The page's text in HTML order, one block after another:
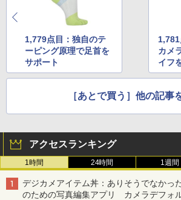
1,779点目：独自のテ
ーピング原理で足首を
サポート
カメ
イフ
［あとで買う］他の記事
アクセスランキング
1時間 24時間 1週間
デジカメアイテム丼：ありそうでなかっ
のための写真編集アプリ カメラデフォ